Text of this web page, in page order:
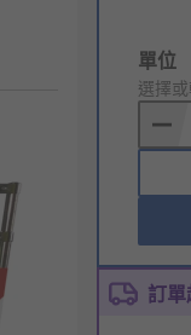
Add
to
Basket
單位
選擇
訂